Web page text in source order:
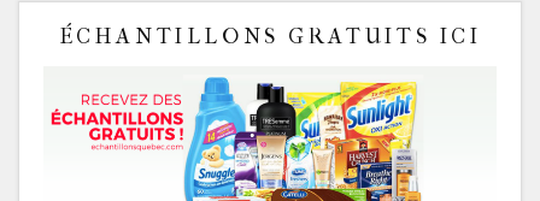
ÉCHANTILLONS GRATUITS ICI